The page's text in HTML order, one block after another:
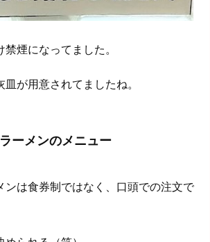
煙になってました。
が用意されてましたね。
ーメンのメニュー
ンは食券制ではなく、口頭での注文で